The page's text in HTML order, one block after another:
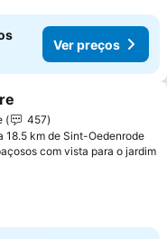
Ver preços
aos favoritos
457
18.5 km de Sint-Oedenrode
com vista para o jardim